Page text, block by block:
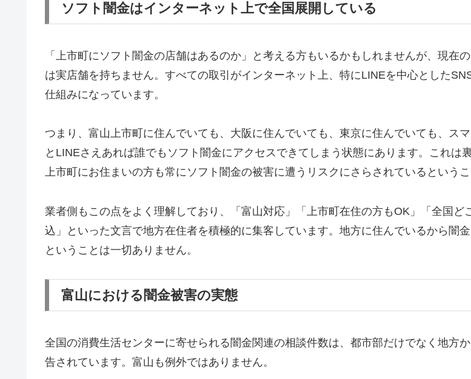
ソフト闇金はインターネット上で全国展開している
「上市町にソフト闇金の店舗はあるのか」と考える方もいるかもしれませんが、現在
は実店舗を持ちません。すべての取引がインターネット上、特にLINEを中心とした
仕組みになっています。
つまり、富山上市町に住んでいても、大阪に住んでいても、東京に住んでいても、ス
とLINEさえあれば誰でもソフト闇金にアクセスできてしまう状態にあります。これは裏
上市町にお住まいの方も常にソフト闇金の被害に遭うリスクにさらされているというこ
業者側もこの点をよく理解しており、「富山対応」「上市町在住の方もOK」「全国ど
込」といった文言で地方在住者を積極的に集客しています。地方に住んでいるから闇金
ということは一切ありません。
富山における闇金被害の実態
全国の消費生活センターに寄せられる闇金関連の相談件数は、都市部だけでなく地方
告されています。富山も例外ではありません。